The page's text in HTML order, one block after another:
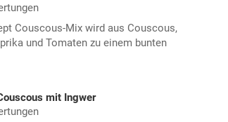
Couscous-Mix wird aus Couscous,
und Tomaten zu einem bunten
mit Ingwer